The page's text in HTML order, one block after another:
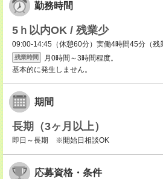
勤務時間
5ｈ以内OK / 残業少
09:00-14:45（休憩60分）実働4時間45分（残
残業時間
月0時間～3時間程度。
基本的に発生しません。
期間
長期（3ヶ月以上）
即日～長期 ※開始日相談OK
応募資格・条件